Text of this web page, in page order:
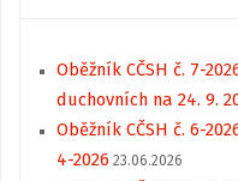
Oběžník CČSH č. 7-
duchovních na 24. 9.
Oběžník CČSH č. 6-
4-2026 23.06.2026